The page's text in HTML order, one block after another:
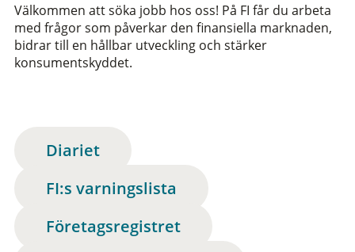
Välkommen att söka jobb hos oss! På FI får du arbeta
med frågor som påverkar den finansiella marknaden,
bidrar till en hållbar utveckling och stärker
konsumentskyddet.
Diariet
FI:s varningslista
Företagsregistret